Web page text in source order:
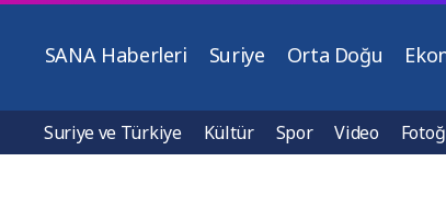
SANA Haberleri Suriye Orta Doğu
Suriye ve Türkiye Kültür Spor Video